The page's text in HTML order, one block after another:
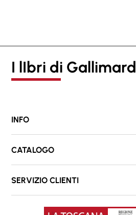
I lIbri di Gallimard
INFO
CATALOGO
SERVIZIO CLIENTI